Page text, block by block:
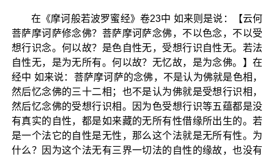
在《摩诃般若波罗蜜经》卷23中 如来则是说：【云何
菩萨摩诃萨修念佛？菩萨摩诃萨念佛，不以色念，不以受
想行识念。何以故？是色自性无，受想行识自性无。若法
自性无，是为无所有。何以故？无忆故，是为念佛。】在
经中 如来说：菩萨摩诃萨的念佛，不是认为佛就是色相，
然后忆念佛的三十二相；也不是认为佛就是受想行识相，
然后忆念佛的受想行识相。因为色受想行识等五蕴都是没
有真实的自性，都是如来藏的无所有性借缘所出生的。若
是一个法它的自性是无性，那么这个法就是无所有性。为
什么？因为这个法无有三界一切法的自性的缘故，也没有